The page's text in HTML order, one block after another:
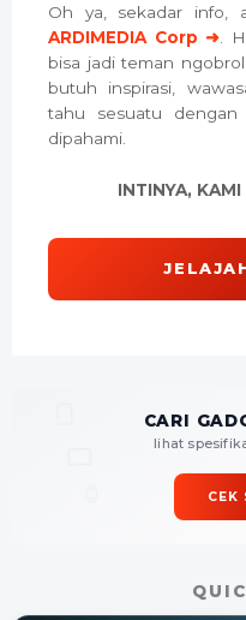
Oh ya, sekadar info,
ARDIMEDIA Corp ➜ .
bisa jadi teman
butuh inspirasi,
tahu sesuatu
dipahami.
INTINYA,
CARI
lihat
CEK